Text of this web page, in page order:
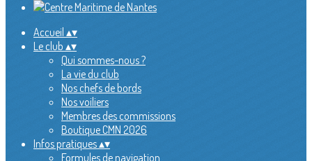
Accueil ▴▾
Le club ▴▾
Qui sommes-nous ?
La vie du club
Nos chefs de bords
Nos voiliers
Membres des commissions
Boutique CMN 2026
Infos pratiques▴▾
Formules de navigation